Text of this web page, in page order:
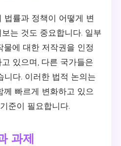
법률과 정책이 어떻게 변
는 것도 중요합니다. 일부
물에 대한 저작권을 인정
있으며, 다른 국가들은
니다. 이러한 법적 논의는
빠르게 변화하고 있으
준이 필요합니다.
과제